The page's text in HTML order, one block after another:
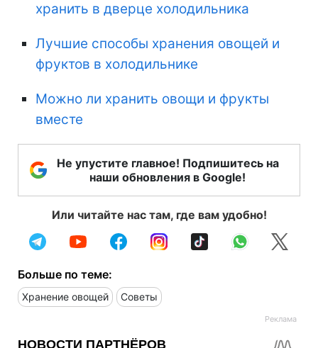
хранить в дверце холодильника
Лучшие способы хранения овощей и
фруктов в холодильнике
Можно ли хранить овощи и фрукты
вместе
Не упустите главное! Подпишитесь на
наши обновления в Google!
Или читайте нас там, где вам удобно!
Больше по теме:
Хранение овощей Советы